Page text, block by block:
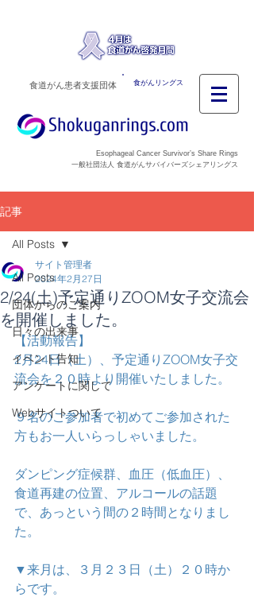
食がんリングス
食道がん患者支援団体
Esophageal Cancer Survivor’s Share Rings
一般社団法人 食道がんサバイバーズシェアリングス
記事
All Posts
団体からのご案内
日々の出来事
イベント告知
アンケートに関して
Webサイトついて
All Posts
2/24(土)予定通りZOOM女子交流会
を開催しました。
サイト管理者
2024年2月27日
【活動報告】
2月24日（土）、予定通りZOOM女子交
流会を２０時より開催いたしました。
９名のご参加者で初めてご参加された
方もお一人いらっしゃいました。
ダンピング症候群、血圧（低血圧）、
食道再建の位置、アルコールの話題
で、あっという間の２時間となりまし
た。
▼来月は、３月２３日（土）２０時か
らです。